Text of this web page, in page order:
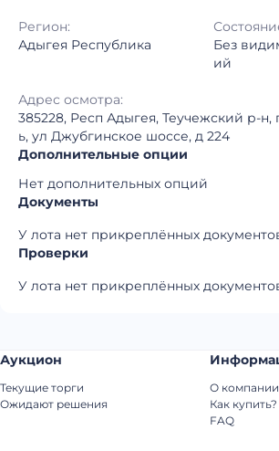
Регион:
Адыгея Республика
Без
ий
Адрес осмотра:
385228, Респ Адыгея, Теучежский р-н,
ь, ул Джубгинское шоссе, д 224
Дополнительные опции
Нет дополнительных опций
Документы
У лота нет прикреплённых
Проверки
У лота нет прикреплённых
Аукцион
Текущие торги
Ожидают решения
О компании
Как купить?
FAQ